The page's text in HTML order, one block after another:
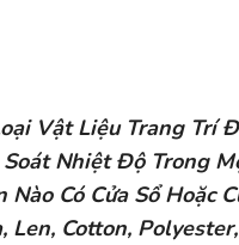
Vật Liệu Trang Trí
Nhiệt Độ Trong
Có Cửa Sổ Hoặc
Len, Cotton,